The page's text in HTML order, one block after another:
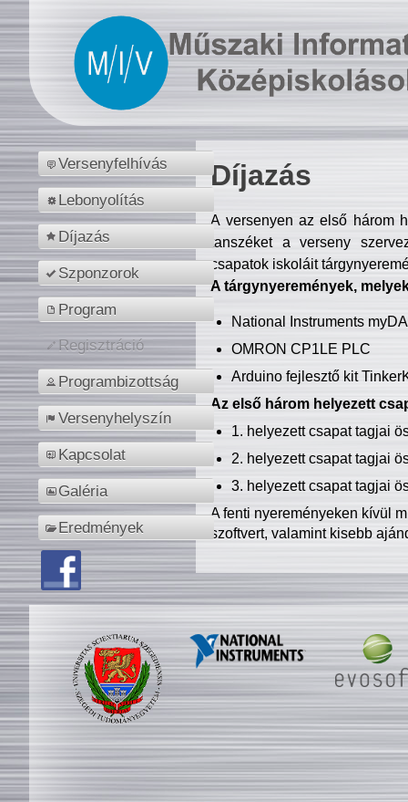
Versenyfelhívás
Lebonyolítás
Díjazás
Szponzorok
Program
Regisztráció
Programbizottság
Versenyhelyszín
Kapcsolat
Galéria
Eredmények
Díjazás
A versenyen az első három
tanszéket a verseny
csapatok iskoláit
A tárgynyeremények,
National Instruments
OMRON CP1LE PLC
Arduino fejlesztő kit
Az első három helyezett
1. helyezett csapat tagjai
2. helyezett csapat tagjai
3. helyezett csapat tagjai
A fenti nyereményeken kívül
szoftvert, valamint kisebb